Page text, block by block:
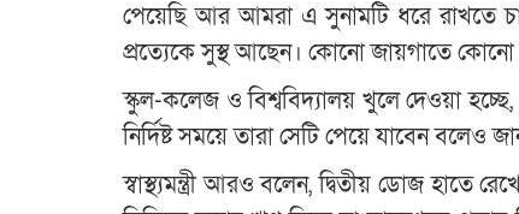
পেয়েছি আর আমরা এ সুনামটি ধরে রাখতে
প্রত্যেকে সুস্থ আছেন। কোনো জায়গাতে কোনো
স্কুল-কলেজ ও বিশ্ববিদ্যালয় খুলে দেওয়া হচ্ছে,
নির্দিষ্ট সময়ে তারা সেটি পেয়ে যাবেন বলেও
স্বাস্থ্যমন্ত্রী আরও বলেন, দ্বিতীয় ডোজ হাতে